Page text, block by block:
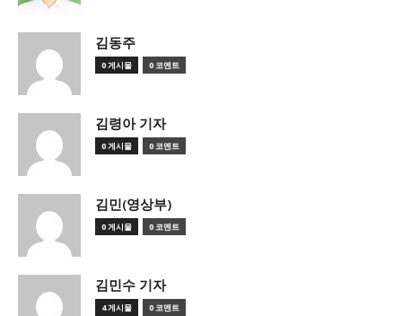
김동주
0 게시물 0 코멘트
김령아 기자
0 게시물 0 코멘트
김민(영상부)
0 게시물 0 코멘트
김민수 기자
4 게시물 0 코멘트